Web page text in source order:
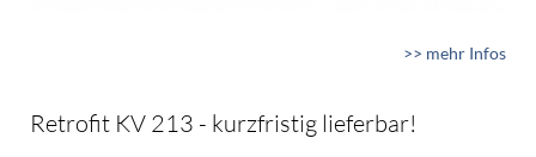
>> mehr Infos
Retrofit KV 213 - kurzfristig lieferbar!